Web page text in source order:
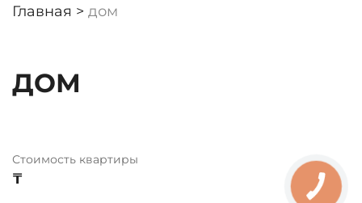
Главная > дом
ДОМ
Стоимость квартиры
₸